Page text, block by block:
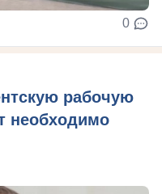
0
рабочую
необходимо